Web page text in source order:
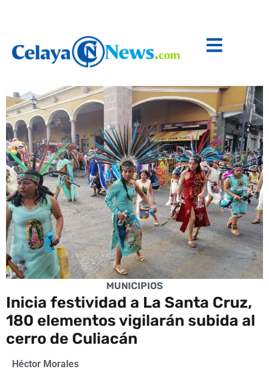
MUNICIPIOS
Inicia festividad a La Santa Cruz,
180 elementos vigilarán subida al
cerro de Culiacán
Héctor Morales